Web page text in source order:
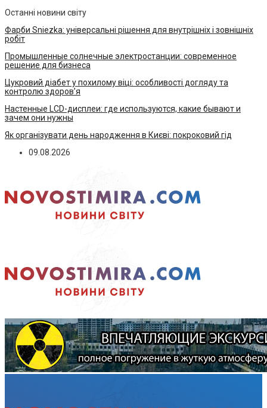
Останні новини світу
Фарби Sniezka: універсальні рішення для внутрішніх і зовнішніх
робіт
Промышленные солнечные электростанции: современное
решение для бизнеса
Цукровий діабет у похилому віці: особливості догляду та
контролю здоров’я
Настенные LCD-дисплеи: где используются, какие бывают и
зачем они нужны
Як організувати день народження в Києві: покроковий гід
09.08.2026